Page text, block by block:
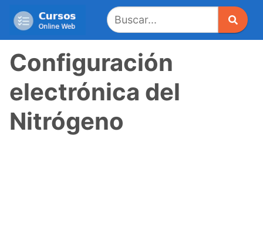
Configuración
electrónica del
Nitrógeno